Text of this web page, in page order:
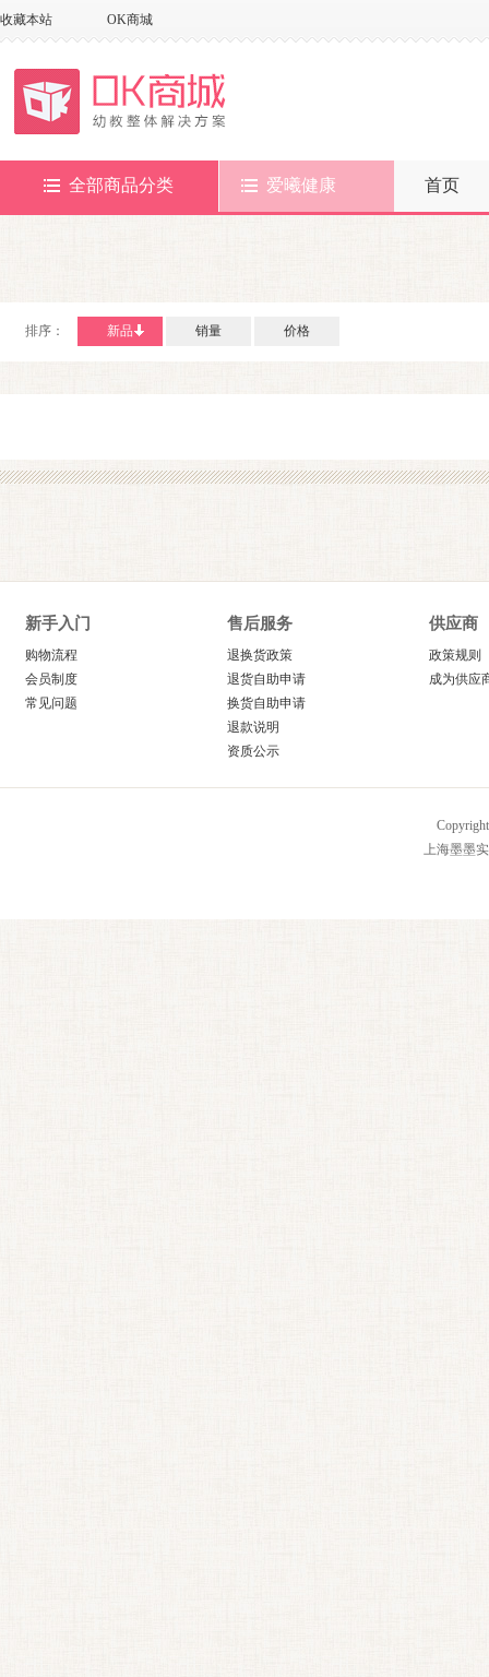
收藏本站 OK商城
全部商品分类 爱曦健康 首页
排序： 新品 销量 价格
新手入门
购物流程
会员制度
常见问题
售后服务
退换货政策
退货自助申请
换货自助申请
退款说明
资质公示
供应商
政策规则
成为供应
上海墨墨